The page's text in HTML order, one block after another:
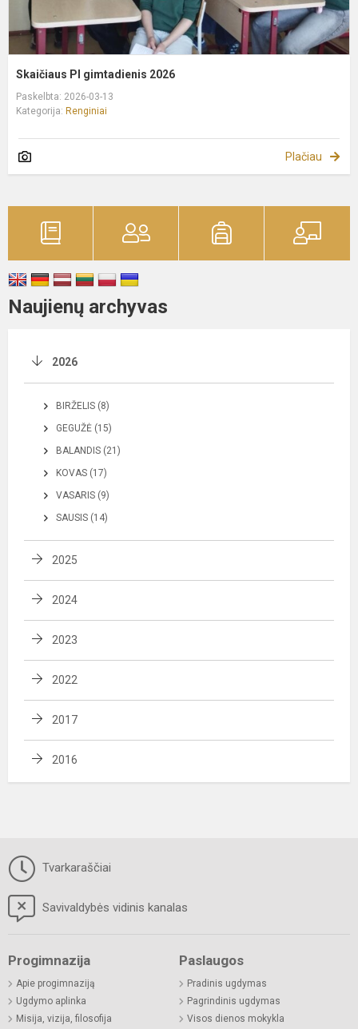
Skaičiaus PI gimtadienis 2026
Paskelbta: 2026-03-13
Kategorija: Renginiai
Plačiau
Naujienų archyvas
2026
BIRŽELIS (8)
GEGUŽĖ (15)
BALANDIS (21)
KOVAS (17)
VASARIS (9)
SAUSIS (14)
2025
2024
2023
2022
2017
2016
Tvarkaraščiai
Savivaldybės vidinis kanalas
Progimnazija
Apie progimnaziją
Ugdymo aplinka
Misija, vizija, filosofija
Paslaugos
Pradinis ugdymas
Pagrindinis ugdymas
Visos dienos mokykla